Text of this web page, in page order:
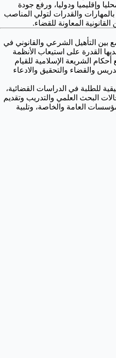
وإقليميا ودوليا، ورفع جودة
بالمهارات والقدرات لتولي المناصب
المعاونة للقضاء.
بين التأهيل الشرعي والقانوني في
القدرة على استيعاب الأنظمة
الشريعة الإسلامية للقيام
والقضاء والتحقيق والادعاء
للطلبة في الدراسات القضائية،
البحث العلمي والتدريب وتقديم
العامة والخاصة، وتلبية